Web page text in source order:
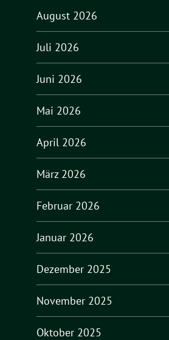
August 2026
Juli 2026
Juni 2026
Mai 2026
April 2026
März 2026
Februar 2026
Januar 2026
Dezember 2025
November 2025
Oktober 2025